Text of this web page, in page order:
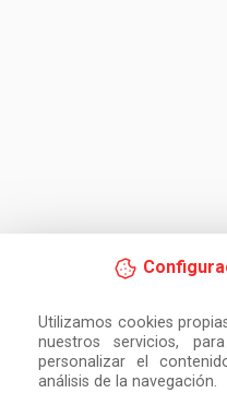
Utilizamos cookies
nuestros servicios,
personalizar el
análisis de la navegación.